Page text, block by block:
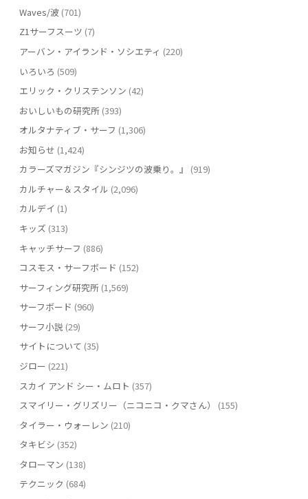
Waves/波(701)
Z1サーフスーツ (7)
アーバン・アイランド・ソシエティ (220)
いろいろ (509)
エリック・クリステンソン (42)
おいしいもの研究所(393)
オルタナティブ・サーフ (1,306)
お知らせ (1,424)
カラーズマガジン『シンジツの波乗り。』
(919)
カルチャー＆スタイル (2,096)
カルデイ (1)
キッズ (313)
キャッチサーフ (886)
コスモス・サーフボード (152)
サーフィング研究所(1,569)
サーフボード (960)
サーフ小説 (29)
サイトについて (35)
ジロー (221)
スカイ アンド シー・ムロト (357)
スマイリー・グリズリー（ニコニコ・クマさん）
(155)
タイラー・ウォーレン (210)
タキビシ (352)
タローマン (138)
テクニック (684)